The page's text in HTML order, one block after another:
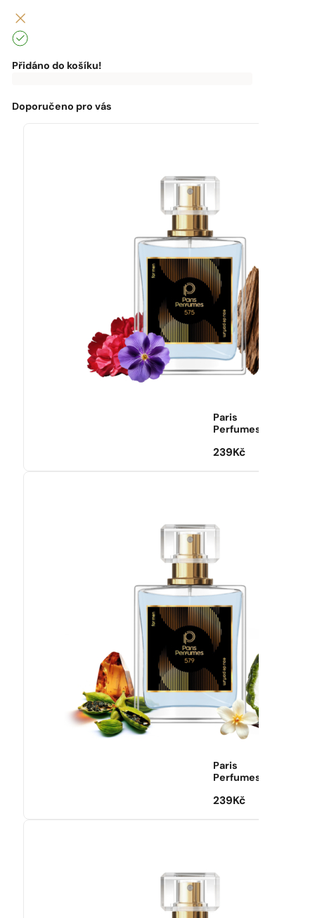
Přidáno do košíku!
zdarma
chybí:
Doporučeno pro vás
Paris
Perfumes
239 Kč
Paris
Perfumes
239 Kč